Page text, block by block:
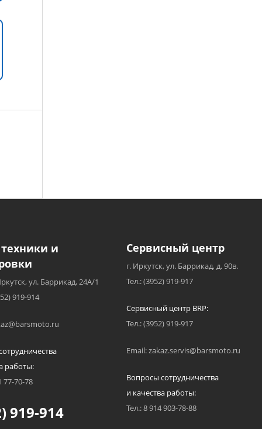
и
ул. Баррикад, 24А/1
919-914
работы:
77-70-78
919-914
Сервисный центр
г. Иркутск, ул. Баррикад, д. 90в.
Тел.: (3952) 919-917
Сервисный центр BRP:
Тел.: (3952) 919-917
Email: zakaz.servis@barsmoto.ru
Вопросы сотрудничества
и качества работы:
Тел.: 8 914 903-78-88